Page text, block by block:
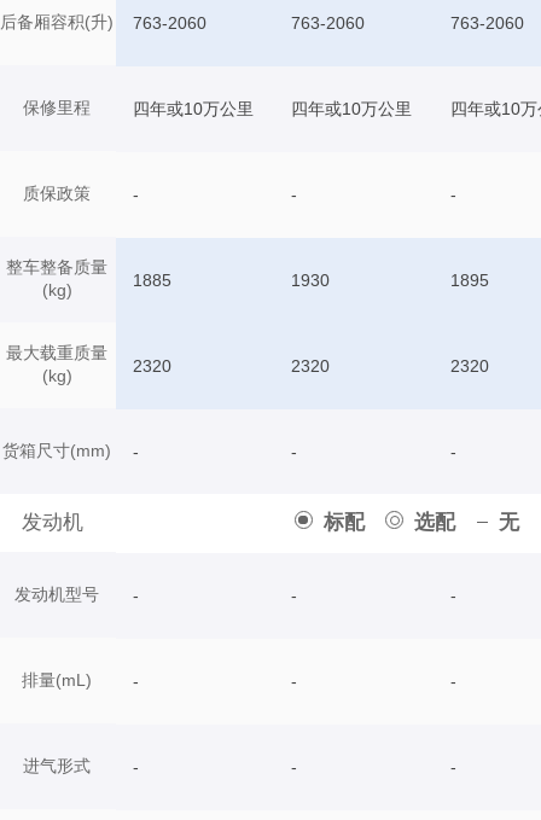
后备厢容积(升)
保修里程
质保政策
整车整备质量
(kg)
最大载重质量
(kg)
货箱尺寸(mm)
发动机 标配 选配 无
发动机型号
排量(mL)
进气形式
763-2060 763-2060 763-2060
四年或10万公里 四年或10万公里 四年或10万
- - -
1885 1930 1895
2320 2320 2320
- - -
- - -
- - -
- - -